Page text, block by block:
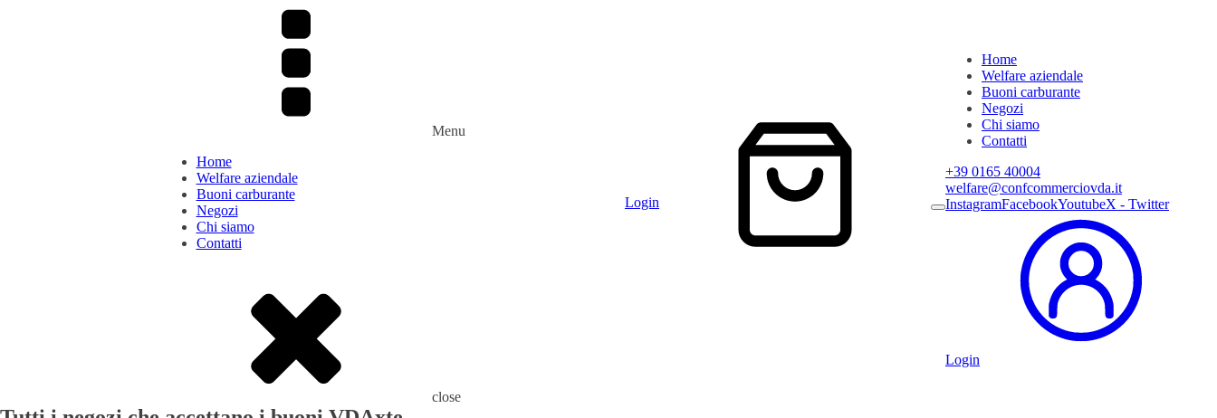
Menu
Home
Welfare aziendale
Buoni carburante
Negozi
Chi siamo
Contatti
close
Login
Home
Welfare aziendale
Buoni carburante
Negozi
Chi siamo
Contatti
+39 0165 40004
welfare@confcommerciovda.it
InstagramFacebookYoutubeX - Twitter
Login